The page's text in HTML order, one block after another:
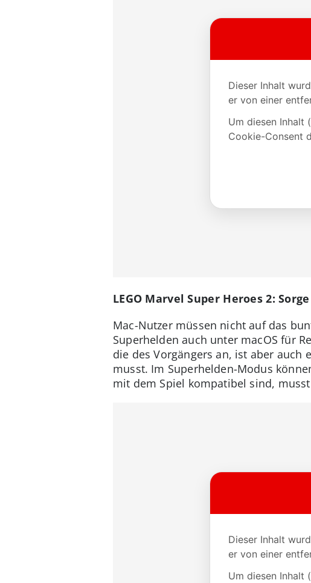
LEGO Marvel Super Heroes 2:
Mac-Nutzer müssen nicht auf das
Superhelden auch unter macOS für
die des Vorgängers an, ist aber auch
musst. Im Superhelden-Modus
mit dem Spiel kompatibel sind,